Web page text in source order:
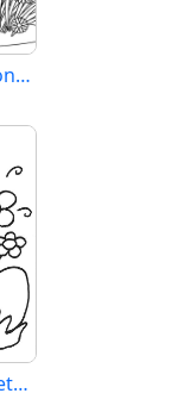
Tisknutelné Velikonoce
Velikonoce pro 1leté Děti